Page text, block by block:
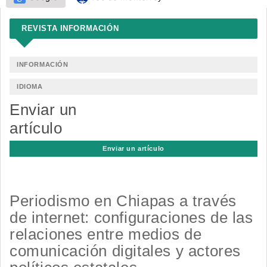
REVISTA INFORMACIÓN
INFORMACIÓN
IDIOMA
Enviar un
artículo
Enviar un artículo
Periodismo en Chiapas a través
de internet: configuraciones de las
relaciones entre medios de
comunicación digitales y actores